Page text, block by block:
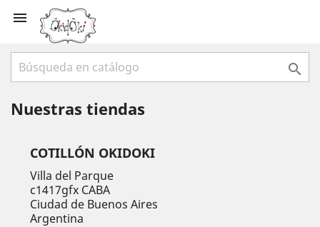


Nuestras tiendas
COTILLÓN OKIDOKI
Villa del Parque
c1417gfx CABA
Ciudad de Buenos Aires
Argentina